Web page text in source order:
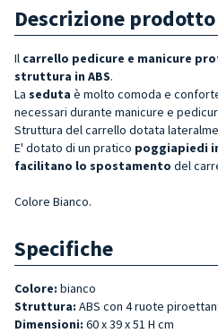
Descrizione prodotto
Il carrello pedicure e manicure
struttura in ABS.
La seduta è molto comoda e
necessari durante manicure e
Struttura del carrello dotata
E' dotato di un pratico poggiapiedi
facilitano lo spostamento del
Colore Bianco.
Specifiche
Colore: bianco
Struttura: ABS con 4 ruote
Dimensioni: 60 x 39 x 51 H cm